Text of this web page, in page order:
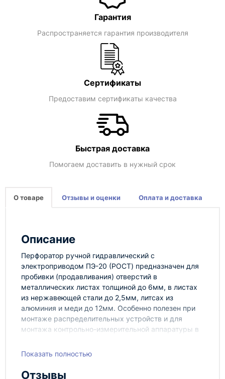
Гарантия
Распространяется гарантия производителя
Сертификаты
Предоставим сертификаты качества
Быстрая доставка
Помогаем доставить в нужный срок
О товаре Отзывы и оценки Оплата и доставка
Описание
Перфоратор ручной гидравлический с
электроприводом ПЭ-20 (РОСТ) предназначен для
пробивки (продавливания) отверстий в
металлических листах толщиной до 6мм, в листах
из нержавеющей стали до 2,5мм, литсах из
алюминия и меди до 12мм. Особенно полезен при
монтаже распределительных устройств и для
монтажа контрольно-измерительной аппаратуры в
2. Комплект матриц диаметром: 6.5, 9, 13, 17,
Показать полностью
Отзывы